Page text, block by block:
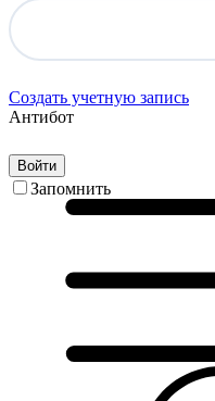
Создать учетную запись
Антибот
Войти
Запомнить